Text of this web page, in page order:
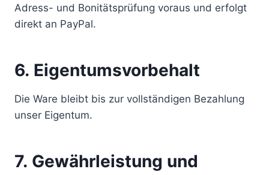
Adress- und Bonitätsprüfung voraus und erfolgt
direkt an PayPal.
6. Eigentumsvorbehalt​​​​​​​
Die Ware bleibt bis zur vollständigen Bezahlung
unser Eigentum.
7. Gewährleistung und